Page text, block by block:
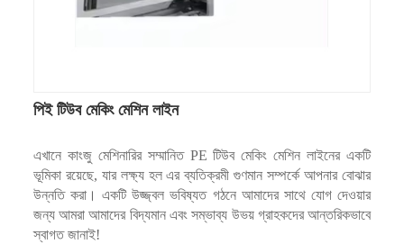
পিই টিউব মেকিং মেশিন লাইন
এখানে কাংজু মেশিনারির সম্মানিত PE টিউব মেকিং মেশিন লাইনের একটি
ভূমিকা রয়েছে, যার লক্ষ্য হল এর ব্যতিক্রমী গুণমান সম্পর্কে আপনার বোঝার
উন্নতি করা। একটি উজ্জ্বল ভবিষ্যত গঠনে আমাদের সাথে যোগ দেওয়ার
জন্য আমরা আমাদের বিদ্যমান এবং সম্ভাব্য উভয় গ্রাহকদের আন্তরিকভাবে
স্বাগত জানাই!